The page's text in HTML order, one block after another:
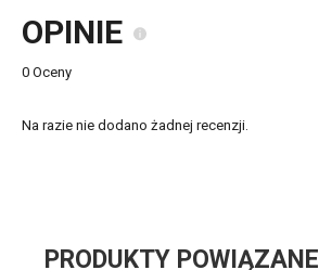
OPINIE
0 Oceny
Na razie nie dodano żadnej recenzji.
PRODUKTY POWIĄZANE